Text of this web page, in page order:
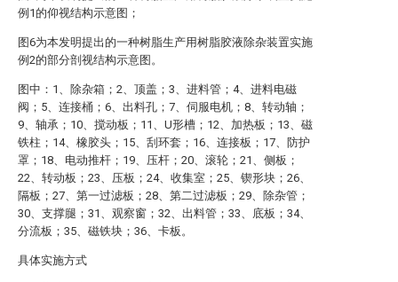
例1的仰视结构示意图；
图6为本发明提出的一种树脂生产用树脂胶液除杂装置实施
例2的部分剖视结构示意图。
图中：1、除杂箱；2、顶盖；3、进料管；4、进料电磁
阀；5、连接桶；6、出料孔；7、伺服电机；8、转动轴；
9、轴承；10、搅动板；11、U形槽；12、加热板；13、磁
铁柱；14、橡胶头；15、刮环套；16、连接板；17、防护
罩；18、电动推杆；19、压杆；20、滚轮；21、侧板；
22、转动板；23、压板；24、收集室；25、锲形块；26、
隔板；27、第一过滤板；28、第二过滤板；29、除杂管；
30、支撑腿；31、观察窗；32、出料管；33、底板；34、
分流板；35、磁铁块；36、卡板。
具体实施方式